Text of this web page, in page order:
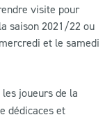
visite pour
saison 2021/22 ou
et le samedi
joueurs de la
dédicaces et